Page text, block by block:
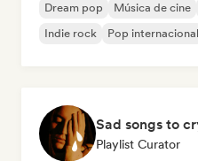
Dream pop Música de cine
Indie rock
Pop internacional
Sad songs to
Playlist Curator